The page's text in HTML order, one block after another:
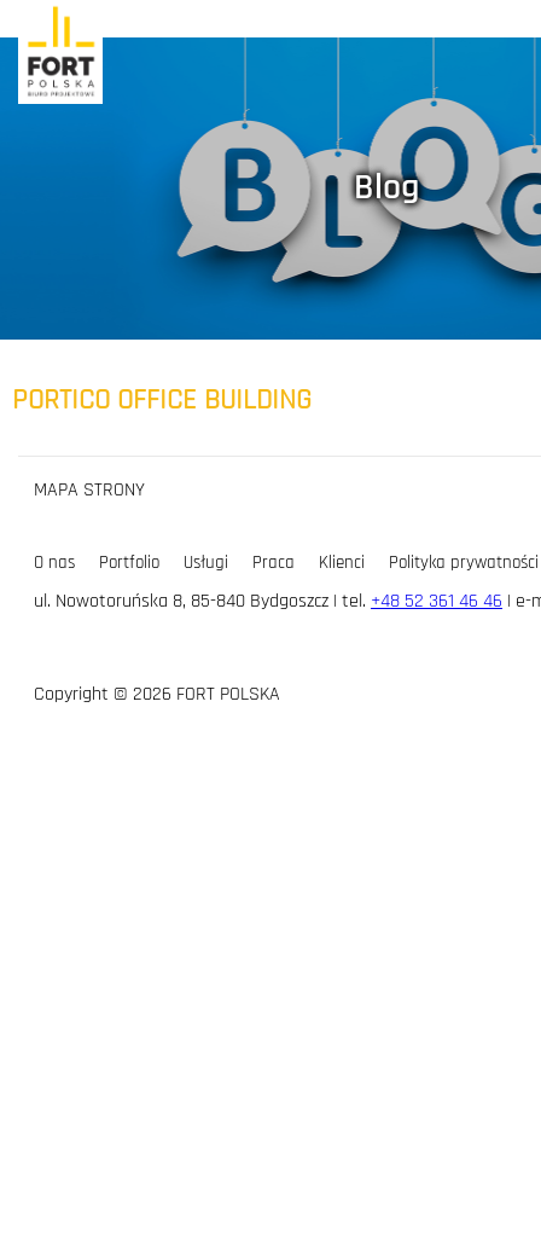
Blog
PORTICO OFFICE BUILDING
MAPA STRONY
O nas Portfolio Usługi Praca Klienci
Polityka prywatności
ul. Nowotoruńska 8, 85-840 Bydgoszcz | tel. +48 52 361 46 46 | e-
Copyright © 2026 FORT POLSKA